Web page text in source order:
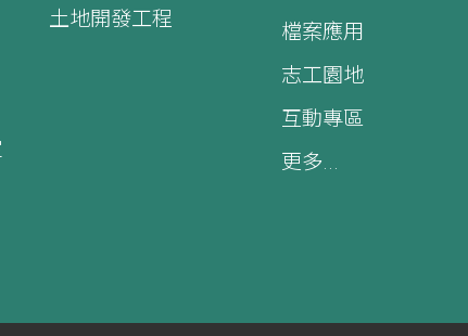
土地開發工程
檔案應用
志工園地
互動專區
更多...